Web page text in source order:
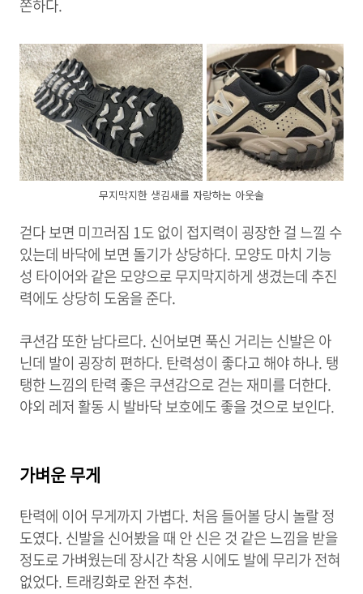
쫀하다.
무지막지한 생김새를 자랑하는 아웃솔
걷다 보면 미끄러짐 1도 없이 접지력이 굉장한 걸 느낄 수
있는데 바닥에 보면 돌기가 상당하다. 모양도 마치 기능
성 타이어와 같은 모양으로 무지막지하게 생겼는데 추진
력에도 상당히 도움을 준다.
쿠션감 또한 남다르다. 신어보면 푹신 거리는 신발은 아
닌데 발이 굉장히 편하다. 탄력성이 좋다고 해야 하나. 탱
탱한 느낌의 탄력 좋은 쿠션감으로 걷는 재미를 더한다.
야외 레저 활동 시 발바닥 보호에도 좋을 것으로 보인다.
가벼운 무게
탄력에 이어 무게까지 가볍다. 처음 들어볼 당시 놀랄 정
도였다. 신발을 신어봤을 때 안 신은 것 같은 느낌을 받을
정도로 가벼웠는데 장시간 착용 시에도 발에 무리가 전혀
없었다. 트래킹화로 완전 추천.